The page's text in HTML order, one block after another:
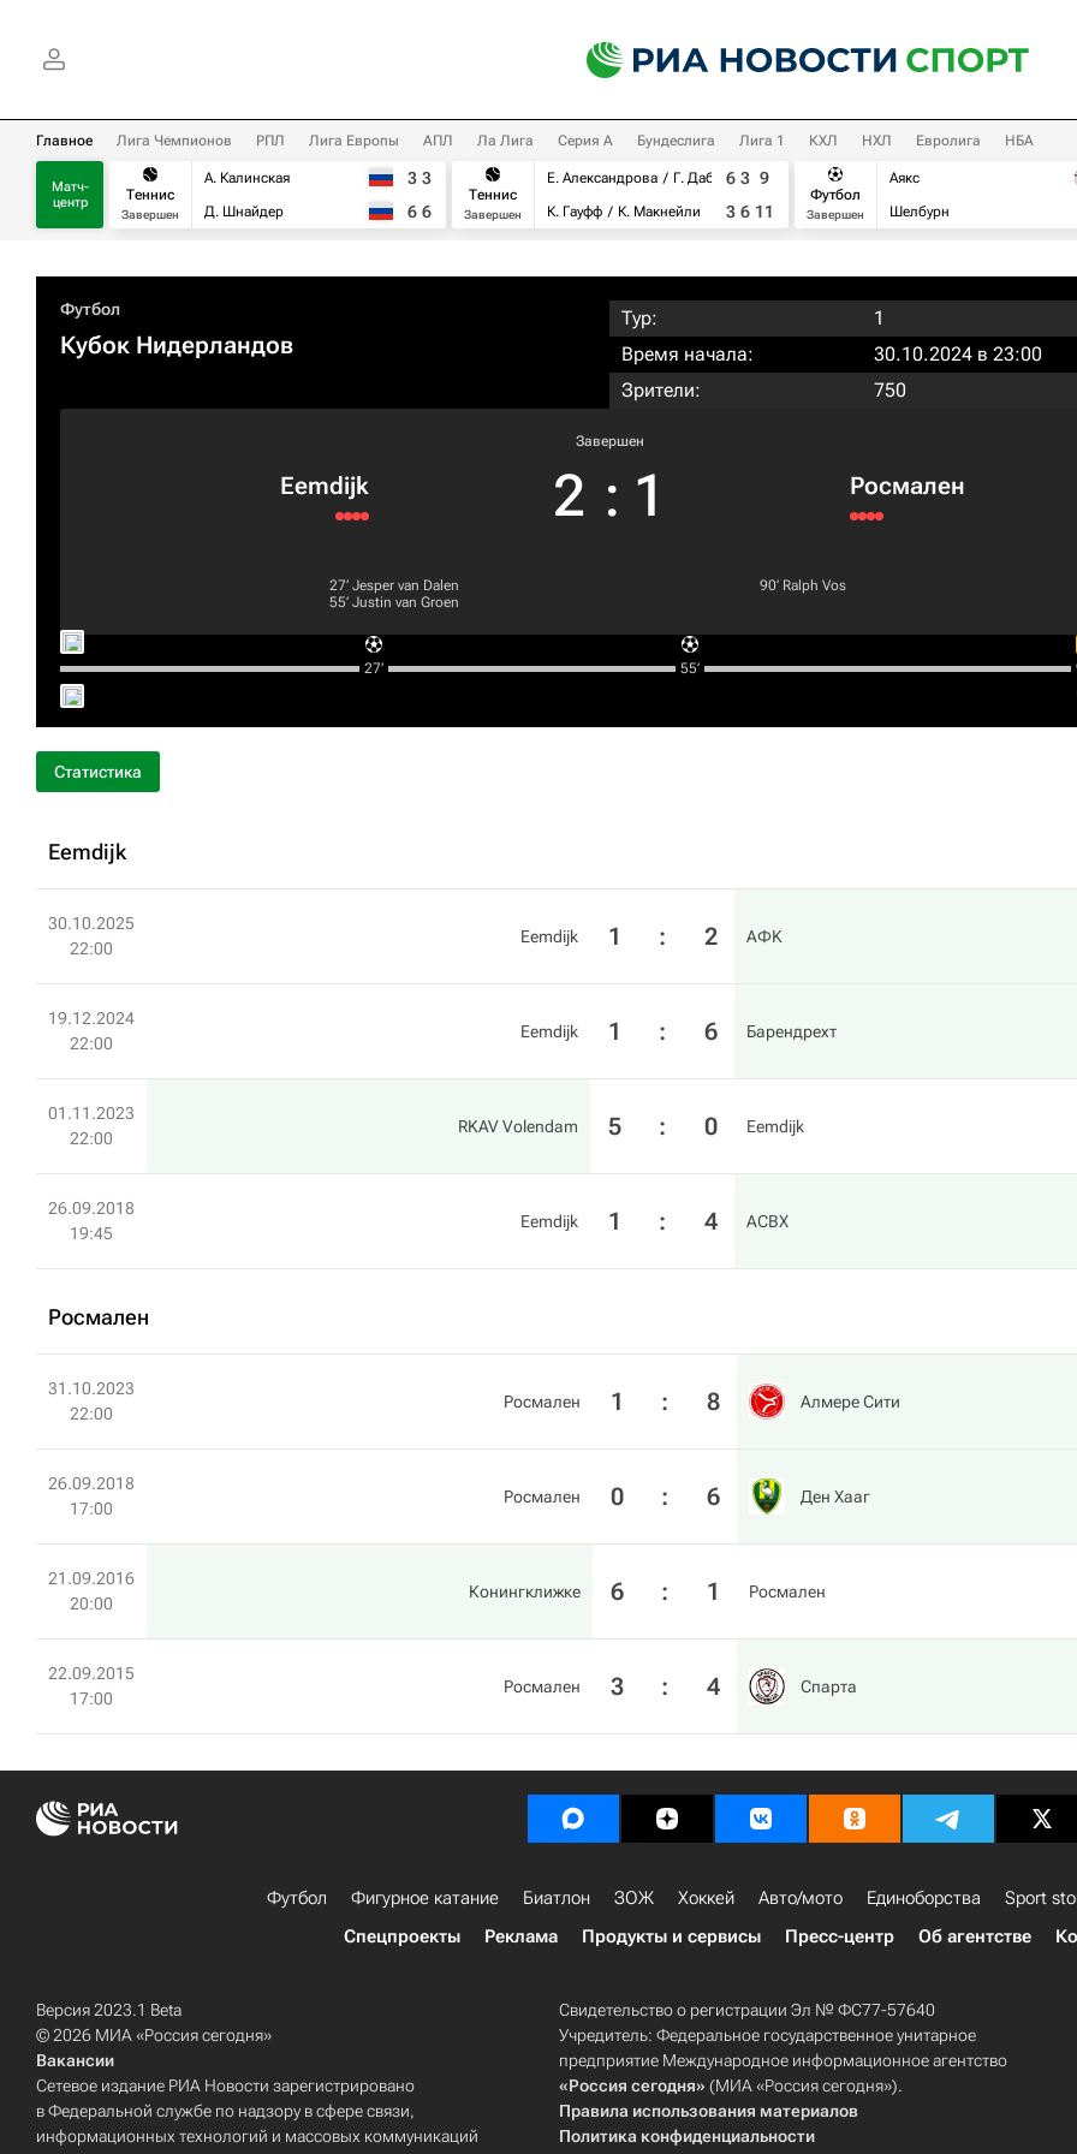
Главное Лига Чемпионов РПЛ Лига Европы АПЛ Ла Лига Серия А Бундеслига Лига 1 КХЛ НХЛ Евролига НБА
Матч-
центр
Теннис
Завершен
А. Калинская
Д. Шнайдер
3 3
6 6
Теннис
Завершен
Е. Александрова
Г. Дабровски
К. Гауфф
К. Макнейли
6 3 9
3 6 11
Футбол
Завершен
Аякс
Шелбурн
Футбол
Кубок Нидерландов
Тур:
1
Время начала:
30.10.2024 в 23:00
Зрители:
750
Eemdijk
Завершен
2 : 1 Росмален
27‎’‎ Jesper van Dalen
55‎’‎ Justin van Groen
90‎’‎ Ralph Vos
27‎’‎ 55‎’‎
Статистика
Eemdijk
30.10.2025
22:00
Eemdijk 1 : 2 АФK
19.12.2024
22:00
Eemdijk 1 : 6 Барендрехт
01.11.2023
22:00
RKAV Volendam 5 : 0 Eemdijk
26.09.2018
19:45
Eemdijk 1 : 4 АСВХ
Росмален
31.10.2023
22:00
Росмален 1 : 8 Алмере Сити
26.09.2018
17:00
Росмален 0 : 6 Ден Хааг
21.09.2016
20:00
Конингклижке 6 : 1 Росмален
22.09.2015
17:00
Росмален 3 : 4 Спарта
Футбол Фигурное катание Биатлон ЗОЖ Хоккей Авто/мото Единоборства Sport
Спецпроекты
Реклама Продукты и сервисы Пресс-центр Об агентстве
Версия 2023.1 Beta
© 2026 МИА «Россия сегодня»
Вакансии
Сетевое издание РИА Новости зарегистрировано
в Федеральной службе по надзору в сфере связи,
информационных технологий и массовых коммуникаций
Свидетельство о регистрации Эл № ФС77-57640
Учредитель: Федеральное государственное унитарное
предприятие Международное информационное агентство
«Россия сегодня» (МИА «Россия сегодня»).
Правила использования материалов
Политика конфиденциальности